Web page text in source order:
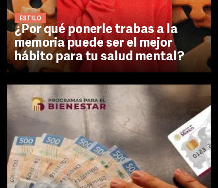
ESTILO
¿Por qué ponerle trabas a la
memoria puede ser el mejor
hábito para tu salud mental?